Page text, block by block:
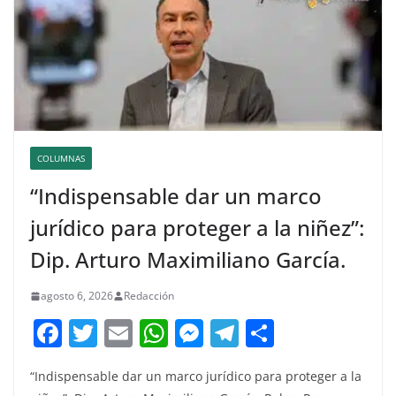
COLUMNAS
“Indispensable dar un marco
jurídico para proteger a la niñez”:
Dip. Arturo Maximiliano García.
agosto 6, 2026 Redacción
F T
w
E W M
e
T
“Indispensable dar un marco jurídico para proteger a la